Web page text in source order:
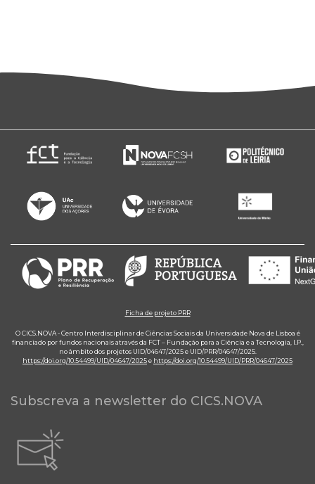
Ficha de projeto PRR
O CICS.NOVA - Centro Interdisciplinar de Ciências Sociais da Universidade Nova de Lisboa é
financiado por fundos nacionais através da FCT – Fundação para a Ciência e a Tecnologia, I.P.,
no âmbito dos projetos UID/04647/2025 e UID/PRR/04647/2025.
https://doi.org/10.54499/UID/04647/2025e https://doi.org/10.54499/UID/PRR/04647/2025
Subscreva a newsletter do CICS.NOVA